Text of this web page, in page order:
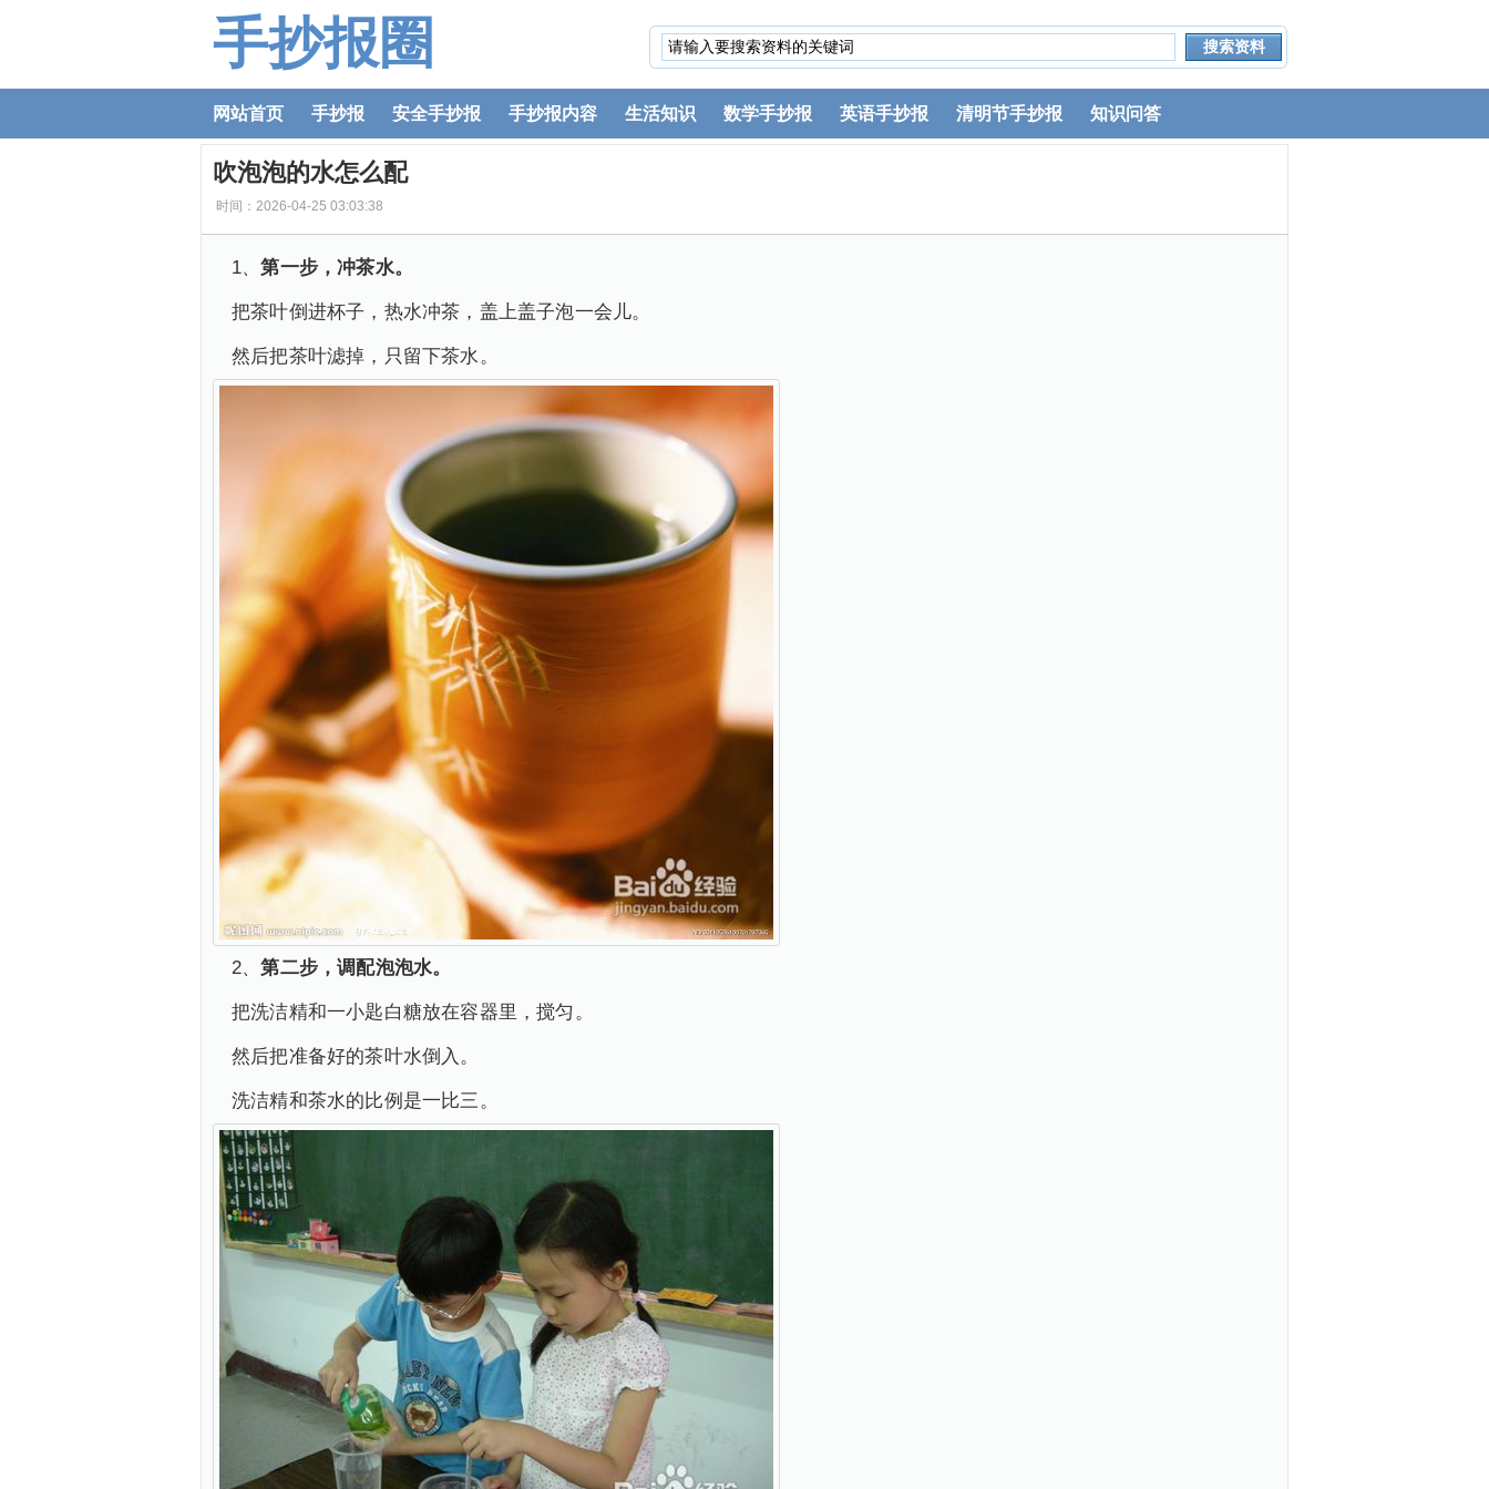
手抄报圈
网站首页 手抄报 安全手抄报 手抄报内容 生活知识 数学手抄报 英语手抄报 清明节手抄报 知识问答
吹泡泡的水怎么配
时间：2026-04-25 03:03:38
1、第一步，冲茶水。
把茶叶倒进杯子，热水冲茶，盖上盖子泡一会儿。
然后把茶叶滤掉，只留下茶水。
2、第二步，调配泡泡水。
把洗洁精和一小匙白糖放在容器里，搅匀。
然后把准备好的茶叶水倒入。
洗洁精和茶水的比例是一比三。